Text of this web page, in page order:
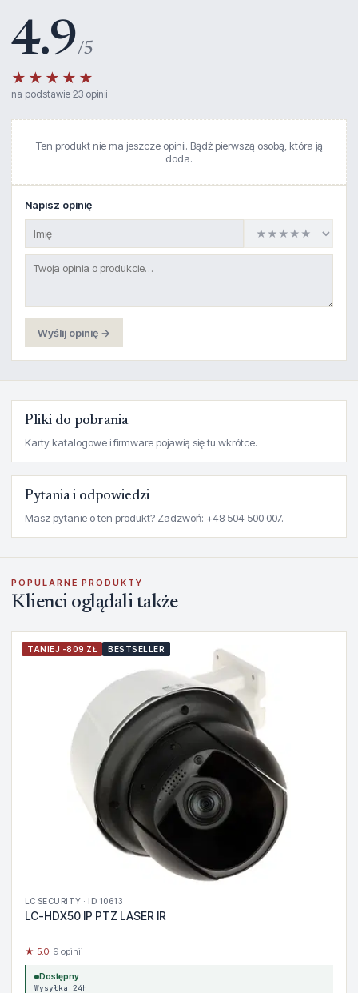
4.9/5
★★★★★
na podstawie 23 opinii
Ten produkt nie ma jeszcze opinii. Bądź pierwszą osobą, która ją
doda.
Napisz opinię
Wyślij opinię →
Pliki do pobrania
Karty katalogowe i firmware pojawią się tu wkrótce.
Pytania i odpowiedzi
Masz pytanie o ten produkt? Zadzwoń: +48 504 500 007.
POPULARNE PRODUKTY
Klienci oglądali także
TANIEJ -809 ZŁ BESTSELLER
LC SECURITY · ID 10613
LC-HDX50 IP PTZ LASER IR
★ 5.0· 9 opinii
Dostępny
Wysyłka 24h